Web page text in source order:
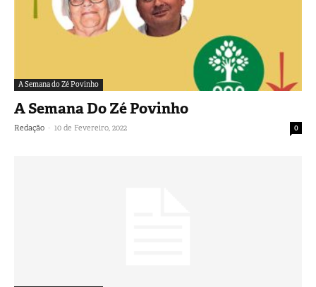
A Semana do Zé Povinho
A Semana Do Zé Povinho
Redação - 10 de Fevereiro, 2022 0